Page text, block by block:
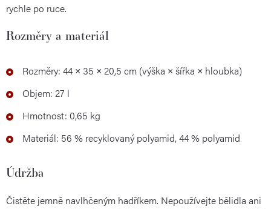
rychle po ruce.
Rozměry a materiál
Rozměry: 44 × 35 × 20,5 cm (výška × šířka × hloubka)
Objem: 27 l
Hmotnost: 0,65 kg
Materiál: 56 % recyklovaný polyamid, 44 % polyamid
Údržba
Čistěte jemně navlhčeným hadříkem. Nepoužívejte bělidla ani